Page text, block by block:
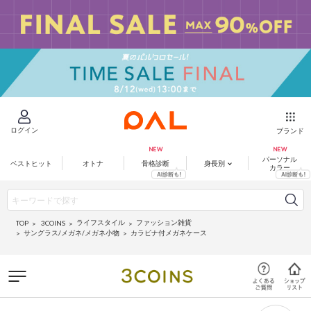
ログイン ブランド
ベストヒット オトナ 骨格診断 身長別
パーソナル
カラー
TOP 3COINS ライフスタイル
ファッション雑貨
サングラス/メガネ/メガネ小物
カラビナ付メガネケース